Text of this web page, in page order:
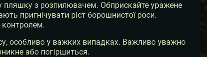
пляшку з розпилювачем. Обприскайте уражене
пригнічувати ріст борошнистої роси.
контролем.
особливо у важких випадках. Важливо уважно
або погіршиться.